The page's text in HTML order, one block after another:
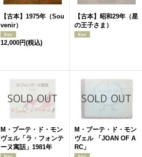
【古本】1975年（Sou
venir）
12,000円(税込)
【古本】昭和29年（星
の王子さま）
M・ブーテ・ド・モン
ヴェル「ラ・フォンテ
ーヌ寓話」1981年
M・ブーテ・ド・モン
ヴェル 「JOAN OF A
RC」